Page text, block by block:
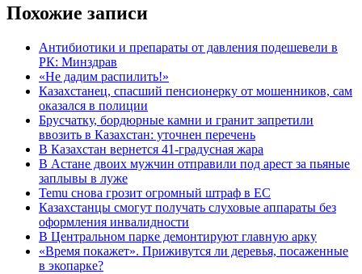
Похожие записи
Антибиотики и препараты от давления подешевели в
РК: Минздрав
«Не дадим распилить!»
Казахстанец, спасший пенсионерку от мошенников, сам
оказался в полиции
Брусчатку, бордюрные камни и гранит запретили
ввозить в Казахстан: уточнен перечень
В Казахстан вернется 41-градусная жара
В Астане двоих мужчин отправили под арест за пьяные
заплывы в луже
Temu снова грозит огромный штраф в ЕС
Казахстанцы смогут получать слуховые аппараты без
оформления инвалидности
В Центральном парке демонтируют главную арку
«Время покажет». Приживутся ли деревья, посаженные
в экопарке?